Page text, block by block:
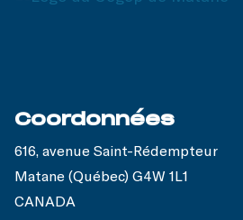
Coordonnées
616, avenue Saint-Rédempteur
Matane (Québec) G4W 1L1
CANADA